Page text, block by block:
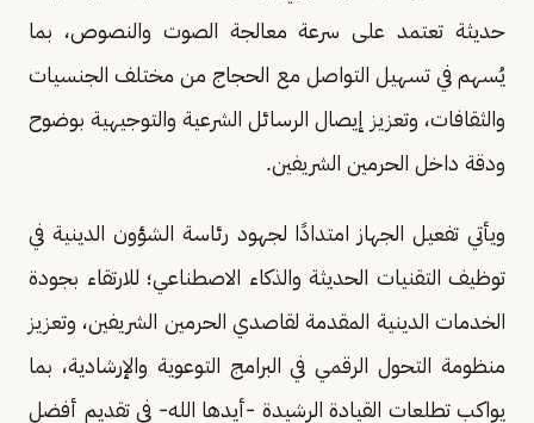
حديثة تعتمد على سرعة معالجة الصوت والنصوص، بما
يُسهم في تسهيل التواصل مع الحجاج من مختلف الجنسيات
والثقافات، وتعزيز إيصال الرسائل الشرعية والتوجيهية بوضوح
ودقة داخل الحرمين الشريفين.
ويأتي تفعيل الجهاز امتدادًا لجهود رئاسة الشؤون الدينية في
توظيف التقنيات الحديثة والذكاء الاصطناعي؛ للارتقاء بجودة
الخدمات الدينية المقدمة لقاصدي الحرمين الشريفين، وتعزيز
منظومة التحول الرقمي في البرامج التوعوية والإرشادية، بما
يواكب تطلعات القيادة الرشيدة -أيدها الله- في تقديم أفضل